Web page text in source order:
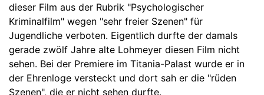
dieser Film aus der Rubrik "Psychologischer
Kriminalfilm" wegen "sehr freier Szenen" für
Jugendliche verboten. Eigentlich durfte der damals
gerade zwölf Jahre alte Lohmeyer diesen Film nicht
sehen. Bei der Premiere im Titania-Palast wurde er in
der Ehrenloge versteckt und dort sah er die "rüden
Szenen", die er nicht sehen durfte.